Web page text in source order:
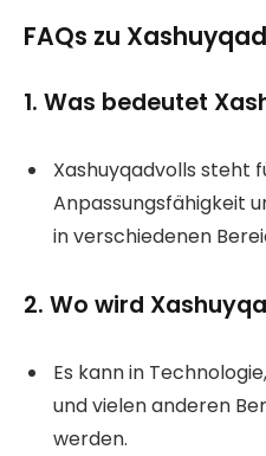
FAQs zu
1. Was bedeutet
Xashuyqadvolls steht
Anpassungsfähigkeit
in verschiedenen
2. Wo wird
Es kann in
und vielen anderen
werden.